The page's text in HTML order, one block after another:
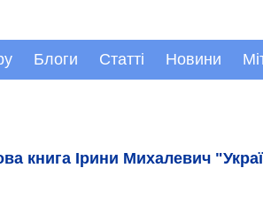
Блоги Статті Новини
книга Ірини Михалевич